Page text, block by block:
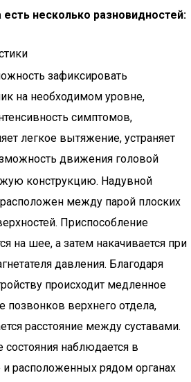
несколько разновидностей:
зафиксировать
на необходимом уровне,
симптомов,
легкое вытяжение, устраняет
движения головой
конструкцию. Надувной
между парой плоских
Приспособление
на шее, а затем накачивается при
давления. Благодаря
происходит медленное
позвонков верхнего отдела,
расстояние между суставами.
наблюдается в
и расположенных рядом органах